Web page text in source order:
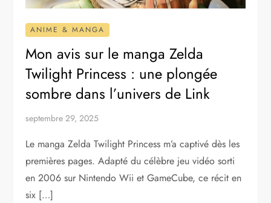
ANIME & MANGA
Mon avis sur le manga Zelda
Twilight Princess : une plongée
sombre dans l’univers de Link
septembre 29, 2025
Le manga Zelda Twilight Princess m’a captivé dès les
premières pages. Adapté du célèbre jeu vidéo sorti
en 2006 sur Nintendo Wii et GameCube, ce récit en
six […]